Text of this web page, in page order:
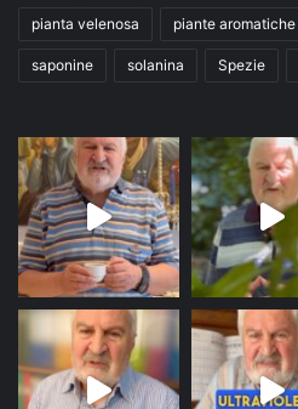
pianta velenosa piante aromatiche
saponine solanina Spezie